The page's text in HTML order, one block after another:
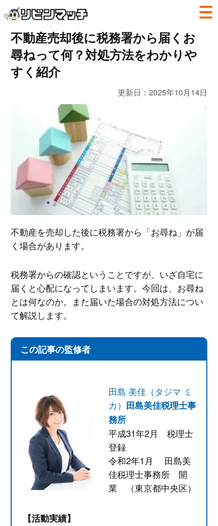
不動産売却後に税務署から届くお
尋ねって何？対処方法をわかりや
すく紹介
更新日：2025年10月14日
不動産を売却した後に税務署から「お尋ね」が届
く場合があります。
税務署からの確認ということですが、いざ自宅に
届くと心配になってしまいます。今回は、お尋ね
とは何なのか。また届いた場合の対処方法につい
て解説します。
この記事の監修者
田島 美佳（タジマ ミ
カ） 田島美佳税理士事
務所
平成31年2月 税理士
登録
令和2年1月 田島美
佳税理士事務所 開
業 （東京都中央区）
【活動実績】